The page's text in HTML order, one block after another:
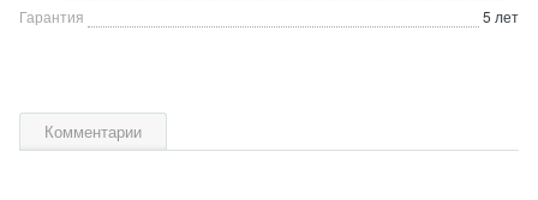
Гарантия
5 лет
Комментарии